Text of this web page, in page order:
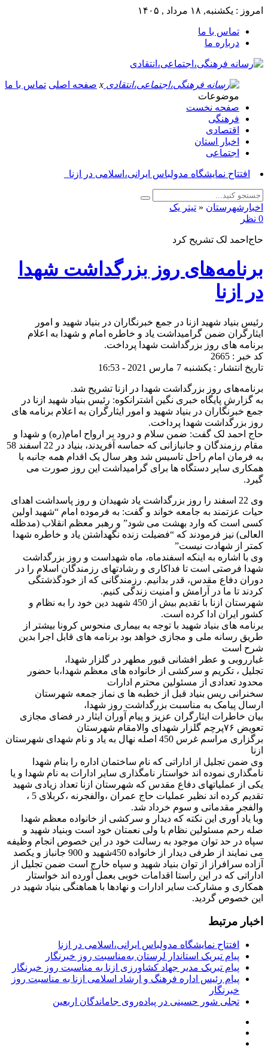
امروز : یکشنبه, ۱۸ مرداد , ۱۴۰۵
تماس با ما
درباره ما
x صفحه اصلی تماس با ما
موضوعات
صفحه نخست
فرهنگی
اقتصادی
اخبار استان
اجتماعی
پیام ت_
اخبارشهرستان « تیتر یک
0 نظر
حاج‌احمد لک تشریح کرد
برنامه‌های روز بزرگداشت شهدا
در ازنا
رئیس بنیاد شهید ازنا در جمع خبرنگاران در بنیاد شهید و امور
ایثارگران ضمن گرامیداشت یاد و خاطره امام و شهدا به اعلام
برنامه های روز بزرگداشت شهدا پرداخت.
کد خبر : 2665
تاریخ انتشار : یکشنبه 7 مارس 2021 - 16:53
برنامه‌های روز بزرگداشت شهدا در ازنا تشریح شد.
به گزارش پایگاه خبری نگین اشترانکوه: رئیس بنیاد شهید ازنا در
جمع خبرنگاران در بنیاد شهید و امور ایثارگران به اعلام برنامه های
روز بزرگداشت شهدا پرداخت.
حاج احمد لک گفت: ضمن سلام و درود بر ارواح امام(ره) و شهدا و
مقام رزمندگان و جانبازانی که حماسه آفریدند، بنیاد در 22 اسفند 58
به فرمان امام راحل تاسیس شد وهر سال یک اقدام همه جانبه با
همکاری سایر دستگاه ها برای گرامیداشت این روز صورت می
گیرد.
وی 22 اسفند را روز بزرگداشت یاد شهیدان و روز پاسداشت اهدای
حیات عزتمند به جامعه خواند و گفت: به فرموده امام “شهید اولین
کسی است که وارد بهشت می شود” و رهبر معظم انقلاب (مدظله
العالی) نیز فرمودند که “فضیلت زنده نگهداشتن یاد و خاطره شهدا
کمتر از شهادت نیست”
وی با اشاره به اینکه اسفندماه، ماه شهداست و روز بزرگداشت
شهدا فرصتی است تا فداکاری و رشادتهای رزمندگان اسلام را در
دوران دفاع مقدس، قدر بدانیم. رزمندگانی که از خودگذشتگی
کردند تا ما در آرامش و امنیت زندگی کنیم.
شهرستان ازنا با تقدیم بیش از 450 شهید دین خود را به نظام و
کشور ایران ادا کرده است.
برنامه های بنیاد شهید با توجه به بیماری منحوس کرونا بیشتر از
طریق رسانه ملی و مجازی خواهد بود برنامه های قابل اجرا بدین
شرح است
غبارروبی و عطر افشانی قبور مطهر در گلزار شهدا،
تجلیل ، تکریم و سرکشی از خانواده های معظم شهدا،با حضور
محدود تعدادی از مسئولین محترم ادارات
سخنرانی ریس بنیاد قبل از خطبه ها ی نماز جمعه شهرستان
ارسال پیامک به مناسبت بزرگداشت روز شهدا،
بیان خاطرات ایثارگران عزیز و پیام آوران ایثار در فضای مجازی
تعویض ۷۶پرچم گلزار شهدای والامقام شهرستان
برگزاری مراسم غرس 450 اصله نهال به یاد و نام شهدای شهرستان
ازنا
وی ضمن تجلیل از اداراتی که نام ساختمان اداره را بنام شهدا
نامگذاری نموده اند خواستار نامگذاری سایر ادارات به نام شهدا و یا
یکی از عملیاتهای دفاع مقدس که شهرستان ازنا تعداد زیادی شهید
تقدیم کرده اند نظیر عملیات حاج عمران ،والفجرنه ،کربلای 5 ،
والفجر مقدماتی و سوم خرداد شد.
وبا یاد آوری این نکته که دیدار و سرکشی از خانواده معظم شهدا
صله رحم مسئولین نظام با ولی نعمتان خود است وبنیاد شهید و
سپاه در حد توان موجود به رسالت خود در این خصوص انجام وظیفه
می نمایند از طرفی دیدار از خانواده 450شهید و 900 جانباز و یکصد
آزاده سرافراز از توان بنیاد شهید و سپاه خارج است ضمن تجلیل از
اداراتی که در این راستا اقدامات خوبی بعمل آورده اند خواستار
همکاری و مشارکت سایر ادارات و نهادها با هماهنگی بنیاد شهید در
این خصوص گردید.
اخبار مرتبط
افتتاح نمایشگاه مدولباس ایرانی،اسلامی در ازنا
پیام تبریک استاندار لرستان به‌مناسبت روز خبرنگار
پیام تبریک مدیر جهاد کشاورزی ازنا به مناسبت روز خبرنگار
پیام رئیس اداره فرهنگ و ارشاد اسلامی ازنا به مناسبت روز
خبرنگار
تجلی شور حسینی در پیاده‌روی جاماندگان اربعین